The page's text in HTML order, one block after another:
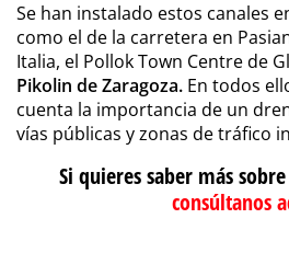
Se han instalado estos canales
como el de la carretera en
Italia, el Pollok Town Centre de
Pikolin de Zaragoza. En todos
cuenta la importancia de un
vías públicas y zonas de tráfico
Si quieres saber más
consúltanos